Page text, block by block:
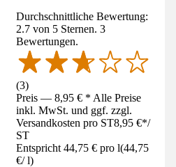
Durchschnittliche Bewertung:
2.7 von 5 Sternen. 3
Bewertungen.
(3)
Preis — 8,95 € * Alle Preise
inkl. MwSt. und ggf. zzgl.
Versandkosten pro ST8,95 €*/
ST
Entspricht 44,75 € pro l(44,75
€/ l)